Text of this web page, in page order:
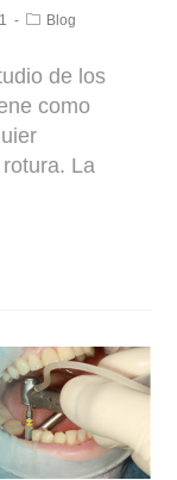
Blog
de los
como
La